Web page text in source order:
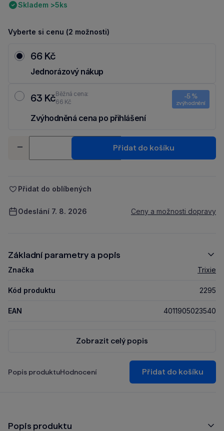
Skladem >5ks
Vyberte si cenu (2 možnosti)
66 Kč
Jednorázový nákup
63 KčBěžná cena:
66 Kč
-5 %
zvýhodnění
Zvýhodněná cena po přihlášení
-
+
Přidat do košíku
Přidat do oblíbených
Odeslání 7. 8. 2026 Ceny a možnosti dopravy
Základní parametry a popis
Značka Trixie
Kód produktu 2295
EAN 4011905023540
Zobrazit celý popis
Popis produktuHodnocení Přidat do košíku
Popis produktu